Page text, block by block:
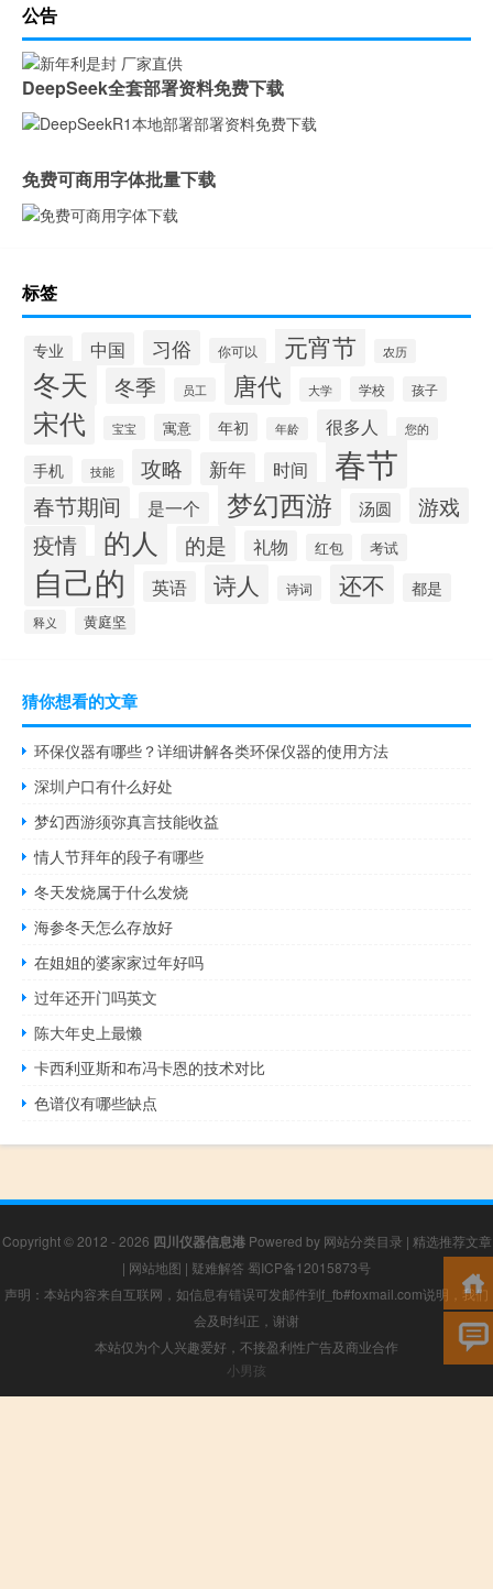
公告
DeepSeek全套部署资料免费下载
免费可商用字体批量下载
标签
专业 中国 习俗 你可以 元宵节 农历
冬天 冬季 员工 唐代 大学 学校 孩子
宋代 宝宝 寓意 年初 年龄 很多人 您的
手机 技能 攻略 新年 时间 春节
春节期间 是一个 梦幻西游 汤圆 游戏
疫情 的人 的是 礼物 红包 考试
自己的 英语 诗人 诗词 还不 都是
释义 黄庭坚
猜你想看的文章
环保仪器有哪些？详细讲解各类环保仪器的使用方法
深圳户口有什么好处
梦幻西游须弥真言技能收益
情人节拜年的段子有哪些
冬天发烧属于什么发烧
海参冬天怎么存放好
在姐姐的婆家家过年好吗
过年还开门吗英文
陈大年史上最懒
卡西利亚斯和布冯卡恩的技术对比
色谱仪有哪些缺点
Copyright © 2012 - 2026 四川仪器信息港Powered by 网站分类目录 | 精选推荐文章
| 网站地图 | 疑难解答 蜀ICP备12015873号
声明：本站内容来自互联网，如信息有错误可发邮件到f_fb#foxmail.com说明，我们
会及时纠正，谢谢
本站仅为个人兴趣爱好，不接盈利性广告及商业合作
小男孩